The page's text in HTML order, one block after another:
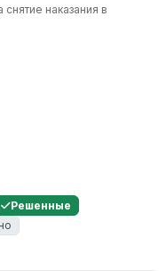
наказания в
Решенные